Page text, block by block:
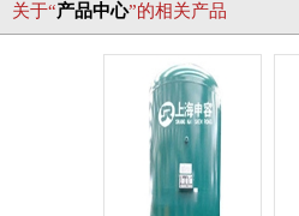
关于“产品中心”的相关产品